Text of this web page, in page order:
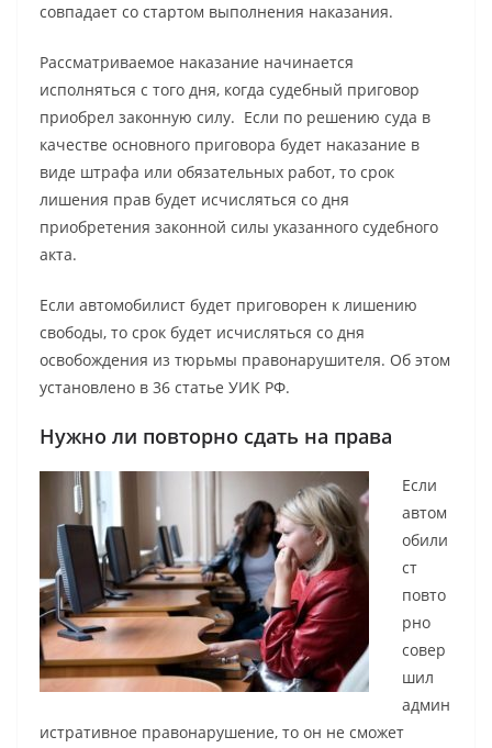
совпадает со стартом выполнения наказания.
Рассматриваемое наказание начинается
исполняться с того дня, когда судебный приговор
приобрел законную силу. Если по решению суда в
качестве основного приговора будет наказание в
виде штрафа или обязательных работ, то срок
лишения прав будет исчисляться со дня
приобретения законной силы указанного судебного
акта.
Если автомобилист будет приговорен к лишению
свободы, то срок будет исчисляться со дня
освобождения из тюрьмы правонарушителя. Об этом
установлено в 36 статье УИК РФ.
Нужно ли повторно сдать на права
Если
автом
обили
ст
повто
рно
совер
шил
админ
истративное правонарушение, то он не сможет